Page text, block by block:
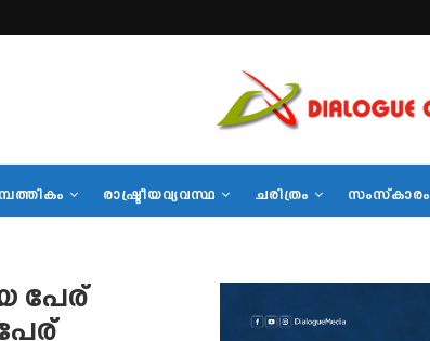
രാഷ്ട്രീയവ്യവസ്ഥ ചരിത്രം സംസ്‌കാരം
പേര്